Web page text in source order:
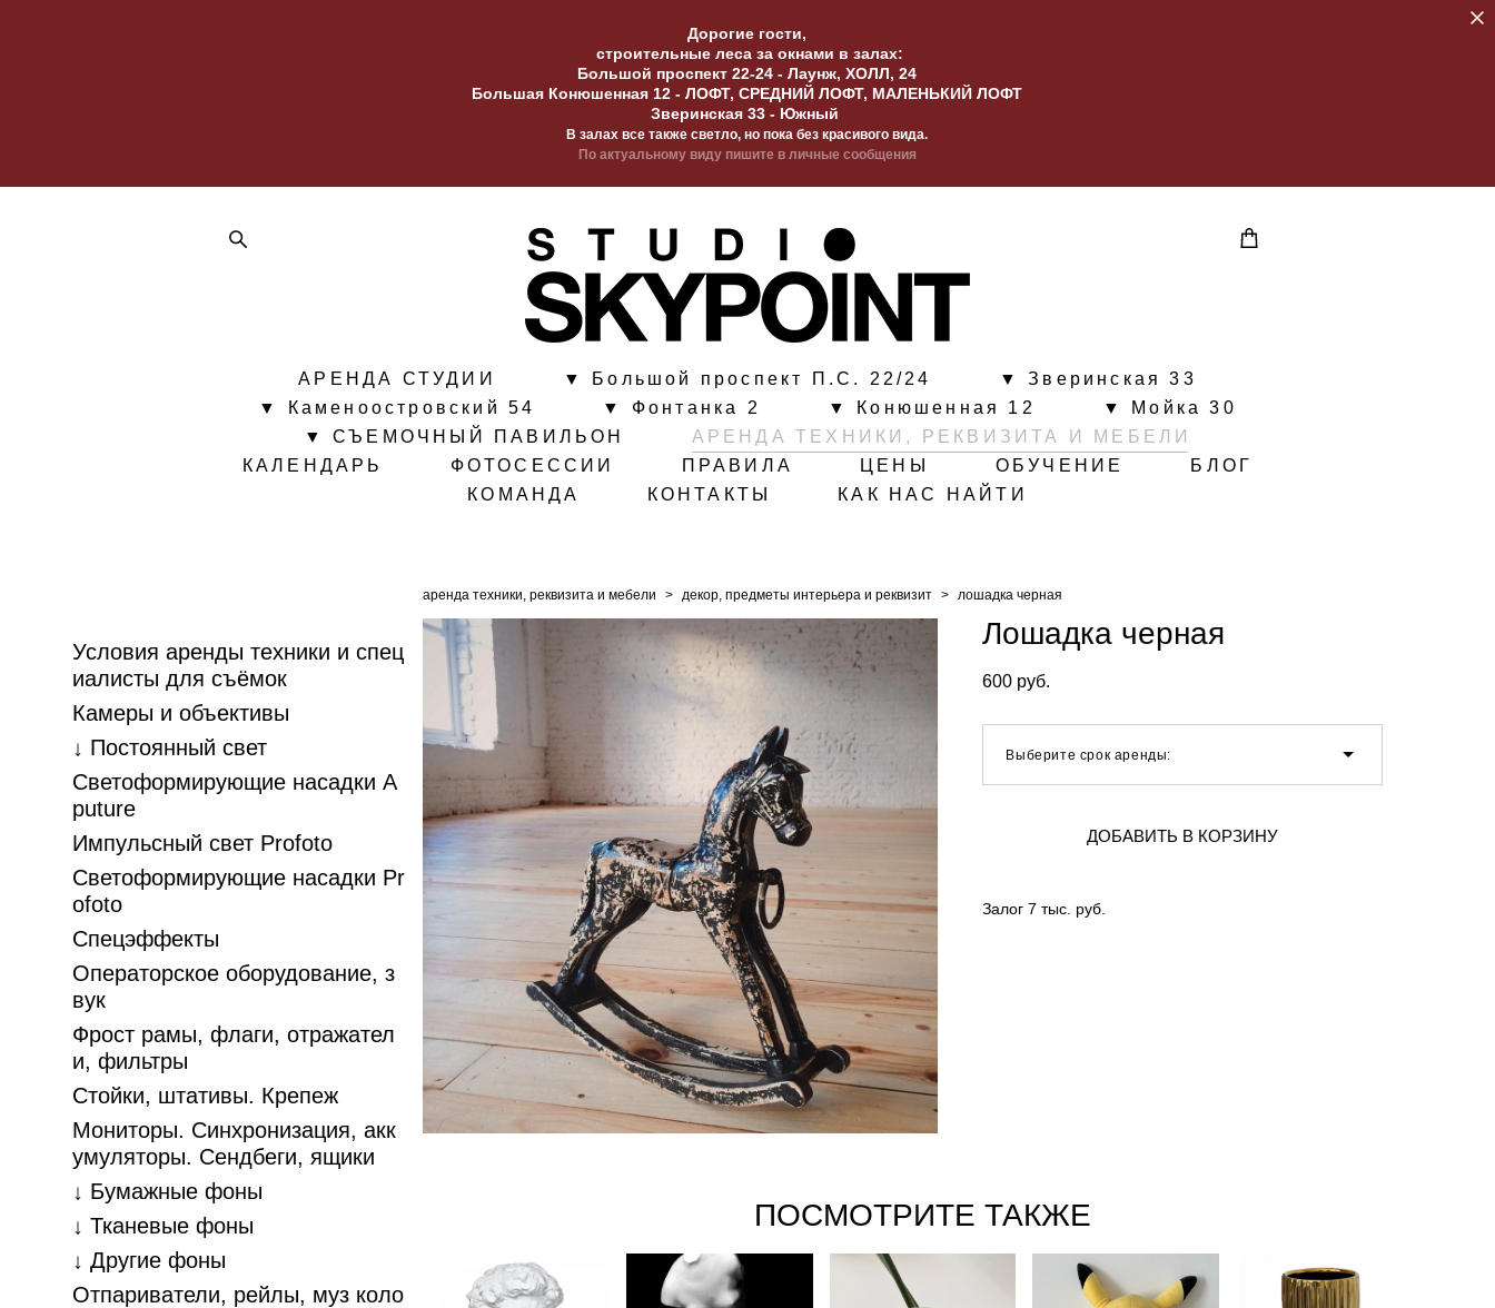
Дорогие гости,
строительные леса за окнами в залах:
Большой проспект 22-24 - Лаунж, ХОЛЛ, 24
Большая Конюшенная 12 - ЛОФТ, СРЕДНИЙ ЛОФТ, МАЛЕНЬКИЙ ЛОФТ
Зверинская 33 - Южный
В залах все также светло, но пока без красивого вида.
По актуальному виду пишите в личные сообщения
АРЕНДА СТУДИИ ▼ Большой проспект П.С. 22/24
▼ Зверинская 33
▼ Каменоостровский 54
▼ Фонтанка 2 ▼ Конюшенная 12
▼ Мойка 30
▼ СЪЕМОЧНЫЙ ПАВИЛЬОН
АРЕНДА ТЕХНИКИ, РЕКВИЗИТА И МЕБЕЛИ
КАЛЕНДАРЬ
ФОТОСЕССИИ ПРАВИЛА ЦЕНЫ ОБУЧЕНИЕ
БЛОГ
КОМАНДА
КОНТАКТЫ КАК НАС НАЙТИ
Условия аренды техники и спец
иалисты для съёмок
Камеры и объективы
↓ Постоянный свет
Светоформирующие насадки A
puture
Импульсный свет Profoto
Светоформирующие насадки Pr
ofoto
Спецэффекты
Операторское оборудование, з
вук
Фрост рамы, флаги, отражател
и, фильтры
Стойки, штативы. Крепеж
Мониторы. Синхронизация, акк
умуляторы. Cендбеги, ящики
↓ Бумажные фоны
↓ Тканевые фоны
↓ Другие фоны
Отпариватели, рейлы, муз коло
аренда техники, реквизита и мебели > декор, предметы интерьера и реквизит > лошадка черная
Лошадка черная
600 pуб.
Выберите срок аренды:
ДОБАВИТЬ В КОРЗИНУ
Залог 7 тыс. руб.
ПОСМОТРИТЕ ТАКЖЕ